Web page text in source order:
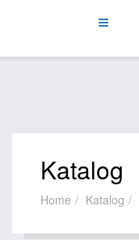
Katalog
Home Katalog